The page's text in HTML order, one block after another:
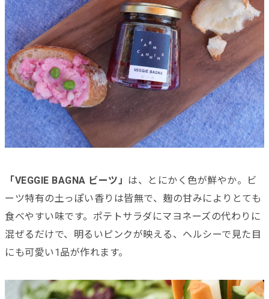
「VEGGIE BAGNA ビーツ」 は、とにかく色が鮮やか。ビ
ーツ特有の土っぽい香りは皆無で、麹の甘みによりとても
食べやすい味です。ポテトサラダにマヨネーズの代わりに
混ぜるだけで、明るいピンクが映える、ヘルシーで見た目
にも可愛い1品が作れます。